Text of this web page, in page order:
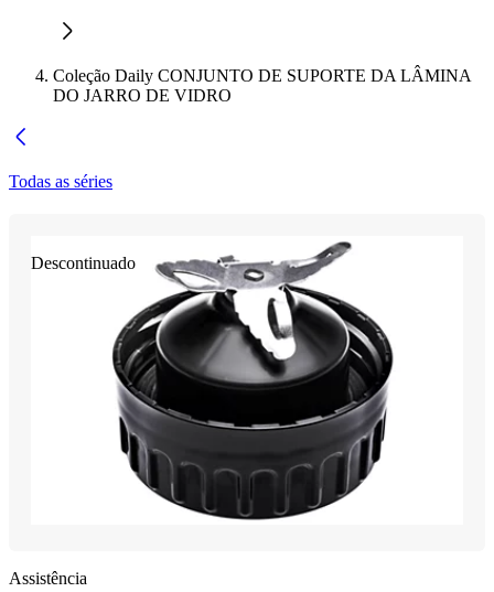
Coleção Daily CONJUNTO DE SUPORTE DA LÂMINA
DO JARRO DE VIDRO
Todas as séries
Descontinuado
Assistência